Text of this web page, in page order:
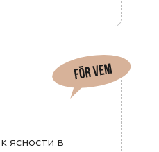
ясности в